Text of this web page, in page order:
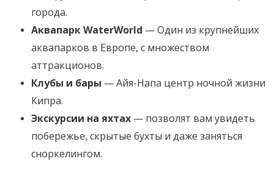
города.
Аквапарк WaterWorld — Один из крупнейших
аквапарков в Европе, с множеством
аттракционов.
Клубы и бары — Айя-Напа центр ночной жизни
Кипра.
Экскурсии на яхтах — позволят вам увидеть
побережье, скрытые бухты и даже заняться
сноркелингом.